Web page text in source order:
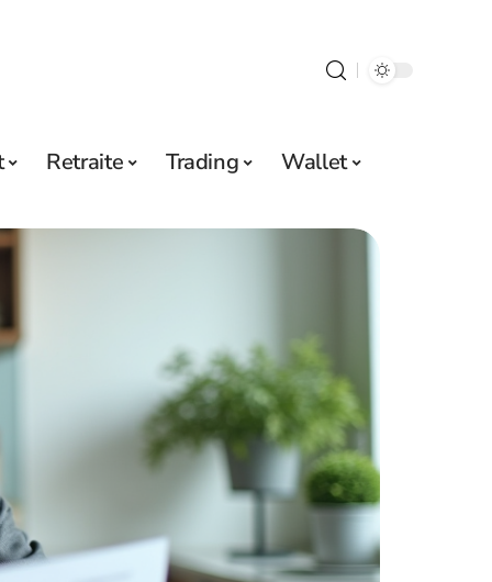
Retraite Trading Wallet